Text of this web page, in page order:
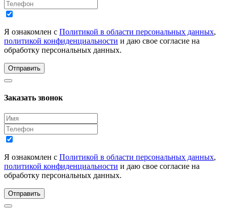
Я ознакомлен с Политикой в области персональных данных,
политикой конфиденциальности и даю свое согласие на
обработку персональных данных.
Отправить
Заказать звонок
Я ознакомлен с Политикой в области персональных данных,
политикой конфиденциальности и даю свое согласие на
обработку персональных данных.
Отправить